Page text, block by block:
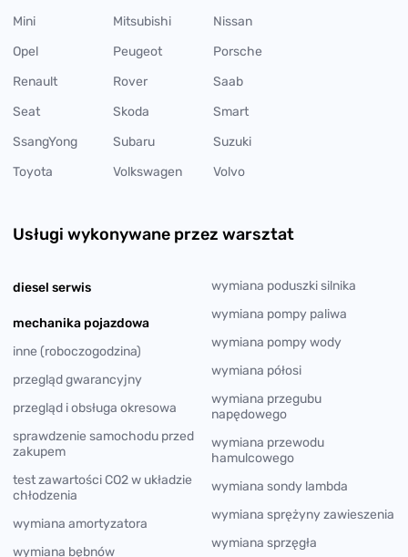
Mini
Mitsubishi
Nissan
Opel
Peugeot
Porsche
Renault
Rover
Saab
Seat
Skoda
Smart
SsangYong
Subaru
Suzuki
Toyota
Volkswagen Volvo
Usługi wykonywane przez warsztat
diesel serwis
mechanika pojazdowa
inne (roboczogodzina)
przegląd gwarancyjny
przegląd i obsługa okresowa
sprawdzenie samochodu przed
zakupem
test zawartości CO2 w układzie
chłodzenia
wymiana amortyzatora
wymiana bębnów
wymiana poduszki silnika
wymiana pompy paliwa
wymiana pompy wody
wymiana półosi
wymiana przegubu
napędowego
wymiana przewodu
hamulcowego
wymiana sondy lambda
wymiana sprężyny zawieszenia
wymiana sprzęgła